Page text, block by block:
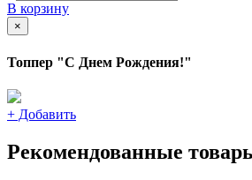
В корзину
×
Топпер "С Днем Рождения!"
+ Добавить
Рекомендованные